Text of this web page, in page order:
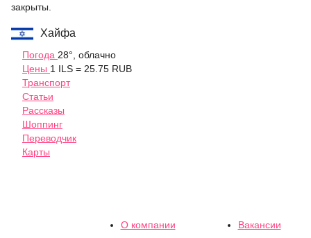
закрыты.
Хайфа
Погода 28°, облачно
Цены 1 ILS = 25.75 RUB
Транспорт
Статьи
Рассказы
Шоппинг
Переводчик
Карты
О компании
Вакансии